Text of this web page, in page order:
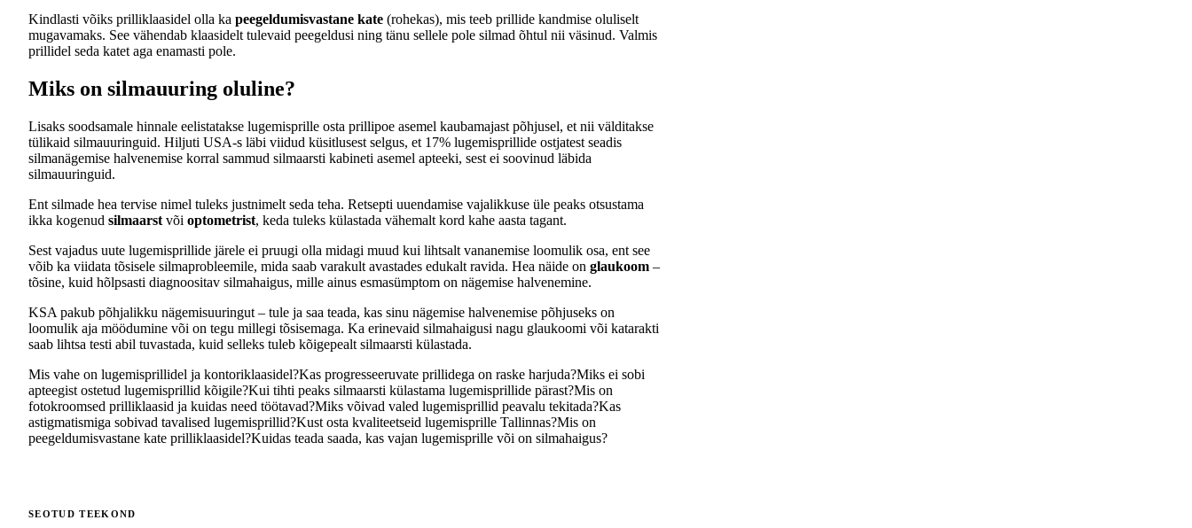
Kindlasti võiks prilliklaasidel olla ka peegeldumisvastane kate (rohekas), mis teeb prillide kandmise oluliselt
mugavamaks. See vähendab klaasidelt tulevaid peegeldusi ning tänu sellele pole silmad õhtul nii väsinud. Valmis
prillidel seda katet aga enamasti pole.
Miks on silmauuring oluline?
Lisaks soodsamale hinnale eelistatakse lugemisprille osta prillipoe asemel kaubamajast põhjusel, et nii välditakse
tülikaid silmauuringuid. Hiljuti USA-s läbi viidud küsitlusest selgus, et 17% lugemisprillide ostjatest seadis
silmanägemise halvenemise korral sammud silmaarsti kabineti asemel apteeki, sest ei soovinud läbida
silmauuringuid.
Ent silmade hea tervise nimel tuleks justnimelt seda teha. Retsepti uuendamise vajalikkuse üle peaks otsustama
ikka kogenud silmaarst või optometrist, keda tuleks külastada vähemalt kord kahe aasta tagant.
Sest vajadus uute lugemisprillide järele ei pruugi olla midagi muud kui lihtsalt vananemise loomulik osa, ent see
võib ka viidata tõsisele silmaprobleemile, mida saab varakult avastades edukalt ravida. Hea näide on glaukoom –
tõsine, kuid hõlpsasti diagnoositav silmahaigus, mille ainus esmasümptom on nägemise halvenemine.
KSA pakub põhjalikku nägemisuuringut – tule ja saa teada, kas sinu nägemise halvenemise põhjuseks on
loomulik aja möödumine või on tegu millegi tõsisemaga. Ka erinevaid silmahaigusi nagu glaukoomi või katarakti
saab lihtsa testi abil tuvastada, kuid selleks tuleb kõigepealt silmaarsti külastada.
Mis vahe on lugemisprillidel ja kontoriklaasidel?Kas progresseeruvate prillidega on raske harjuda?Miks ei sobi
apteegist ostetud lugemisprillid kõigile?Kui tihti peaks silmaarsti külastama lugemisprillide pärast?Mis on
fotokroomsed prilliklaasid ja kuidas need töötavad?Miks võivad valed lugemisprillid peavalu tekitada?Kas
astigmatismiga sobivad tavalised lugemisprillid?Kust osta kvaliteetseid lugemisprille Tallinnas?Mis on
peegeldumisvastane kate prilliklaasidel?Kuidas teada saada, kas vajan lugemisprille või on silmahaigus?
SEOTUD TEEKOND